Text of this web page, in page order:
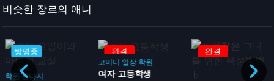
비슷한 장르의 애니
방영중
학원 판타지
완결
코미디 일상 학원
여자 고등학생
완결